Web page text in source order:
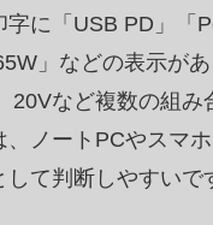
字に「USB PD」「
」などの表示が
20Vなど複数の組み
、ノートPCやスマ
て判断しやすいで